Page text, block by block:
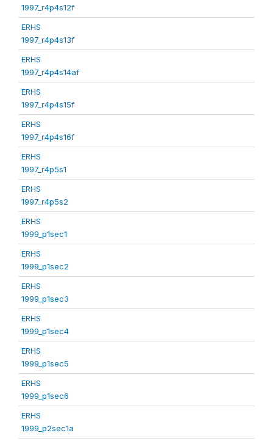
1997_r4p4s12f
ERHS
1997_r4p4s13f
ERHS
1997_r4p4s14af
ERHS
1997_r4p4s15f
ERHS
1997_r4p4s16f
ERHS
1997_r4p5s1
ERHS
1997_r4p5s2
ERHS
1999_p1sec1
ERHS
1999_p1sec2
ERHS
1999_p1sec3
ERHS
1999_p1sec4
ERHS
1999_p1sec5
ERHS
1999_p1sec6
ERHS
1999_p2sec1a